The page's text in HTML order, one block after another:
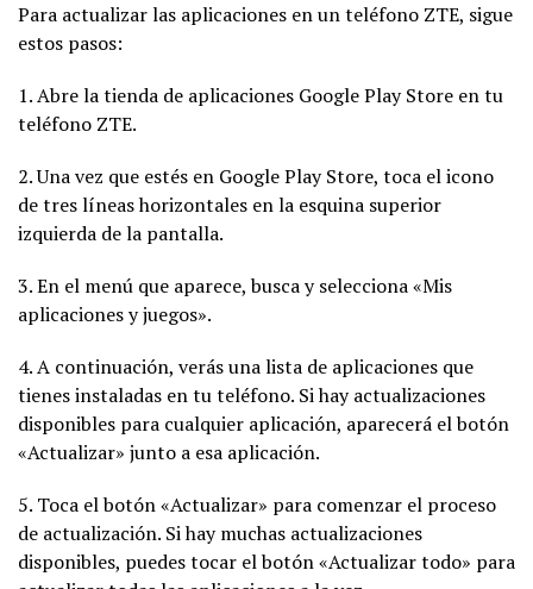
Para actualizar las aplicaciones en un teléfono ZTE, sigue
estos pasos:
1. Abre la tienda de aplicaciones Google Play Store en tu
teléfono ZTE.
2. Una vez que estés en Google Play Store, toca el icono
de tres líneas horizontales en la esquina superior
izquierda de la pantalla.
3. En el menú que aparece, busca y selecciona «Mis
aplicaciones y juegos».
4. A continuación, verás una lista de aplicaciones que
tienes instaladas en tu teléfono. Si hay actualizaciones
disponibles para cualquier aplicación, aparecerá el botón
«Actualizar» junto a esa aplicación.
5. Toca el botón «Actualizar» para comenzar el proceso
de actualización. Si hay muchas actualizaciones
disponibles, puedes tocar el botón «Actualizar todo» para